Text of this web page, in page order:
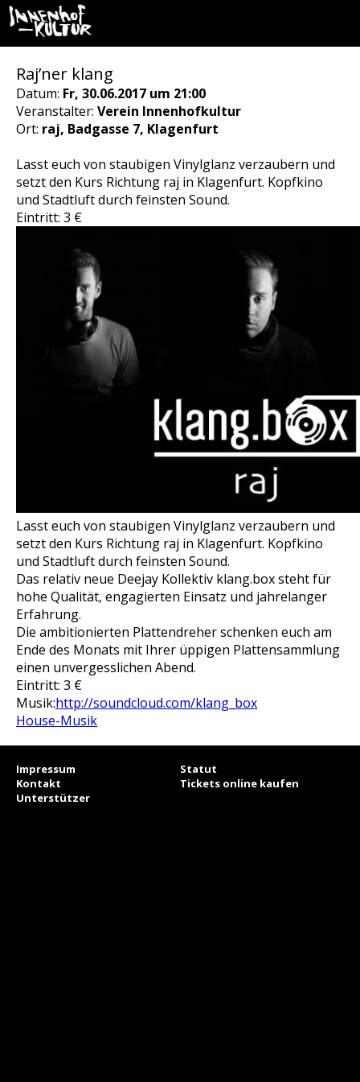
Raj’ner klang
Datum: Fr, 30.06.2017 um 21:00
Veranstalter: Verein Innenhofkultur
Ort: raj, Badgasse 7, Klagenfurt
Lasst euch von staubigen Vinylglanz verzaubern und
setzt den Kurs Richtung raj in Klagenfurt. Kopfkino
und Stadtluft durch feinsten Sound.
Eintritt: 3 €
Lasst euch von staubigen Vinylglanz verzaubern und
setzt den Kurs Richtung raj in Klagenfurt. Kopfkino
und Stadtluft durch feinsten Sound.
Das relativ neue Deejay Kollektiv klang.box steht für
hohe Qualität, engagierten Einsatz und jahrelanger
Erfahrung.
Die ambitionierten Plattendreher schenken euch am
Ende des Monats mit Ihrer üppigen Plattensammlung
einen unvergesslichen Abend.
Eintritt: 3 €
Musik:http://soundcloud.com/klang_box
House-Musik
Impressum
Statut
Kontakt
Tickets online kaufen
Unterstützer